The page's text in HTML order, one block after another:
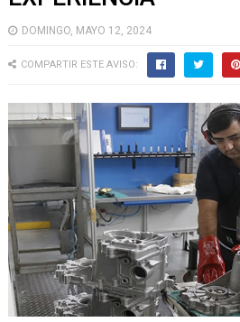
DOMINGO, MAYO 12, 2024
COMPARTIR ESTE AVISO: